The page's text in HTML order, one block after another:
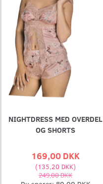
NIGHTDRESS MED OVERDEL
OG SHORTS
169,00 DKK
(135,20 DKK)
249,00 DKK